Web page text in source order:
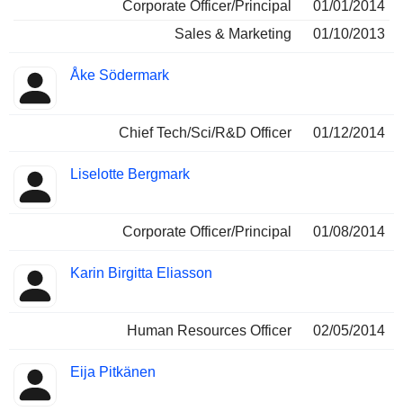
Corporate Officer/Principal
01/01/2014
Sales & Marketing
01/10/2013
Åke Södermark
Chief Tech/Sci/R&D Officer 01/12/2014
Liselotte Bergmark
Corporate Officer/Principal 01/08/2014
Karin Birgitta Eliasson
Human Resources Officer 02/05/2014
Eija Pitkänen